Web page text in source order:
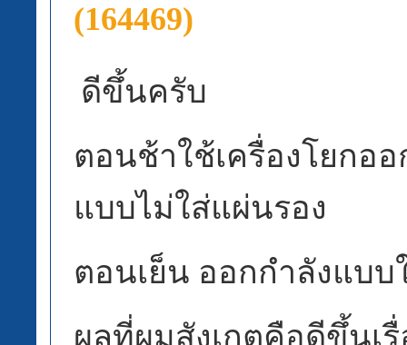
(164469)
ดีขึ้นครับ
ตอนช้าใช้เครื่องโยกอ
แบบไม่ใส่แผ่นรอง
ตอนเย็น ออกกำลังแบ
ผลที่ผมสังเกตุคือดีขึ้นเ